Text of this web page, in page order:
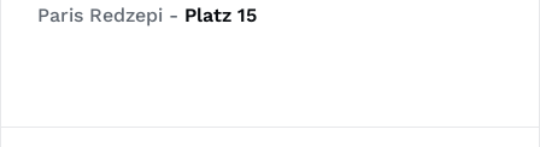
Paris Redzepi - Platz 15